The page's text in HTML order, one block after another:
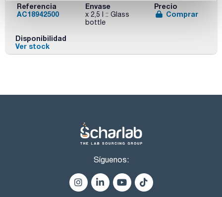
Referencia
AC18942500
Envase
x 2,5 l :: Glass
bottle
Precio
Comprar
Disponibilidad
Ver stock
Síguenos: